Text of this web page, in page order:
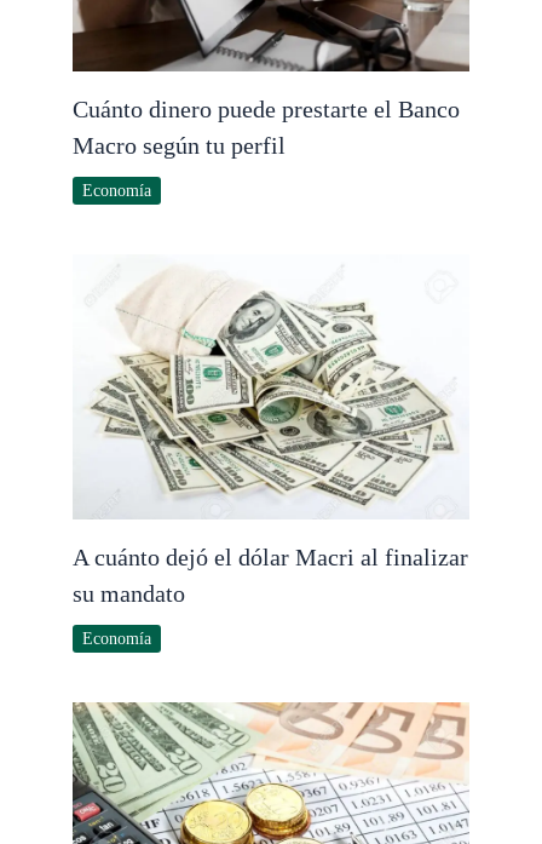
Cuánto dinero puede prestarte el Banco
Macro según tu perfil
Economía
A cuánto dejó el dólar Macri al finalizar
su mandato
Economía